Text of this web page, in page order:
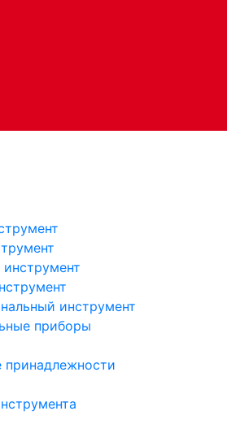
инструмент
приборы